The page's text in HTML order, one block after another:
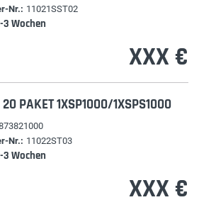
Nr.: 11021SST02
3 Wochen
XXX €
20 PAKET 1XSP1000/1XSPS1000
Nr.: 11022ST03
3 Wochen
XXX €